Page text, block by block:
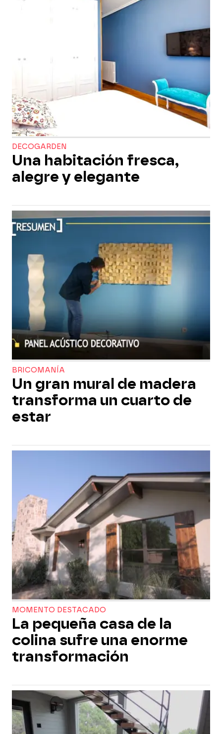
DECOGARDEN
Una habitación fresca,
alegre y elegante
BRICOMANÍA
Un gran mural de madera
transforma un cuarto de
estar
MOMENTO DESTACADO
La pequeña casa de la
colina sufre una enorme
transformación